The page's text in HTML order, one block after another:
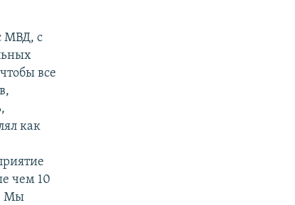
МВД, с
все
как
чем 10
Мы